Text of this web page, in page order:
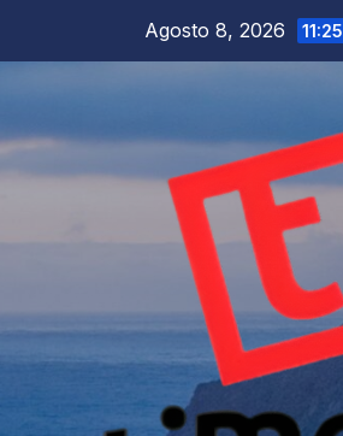
Agosto 8, 2026